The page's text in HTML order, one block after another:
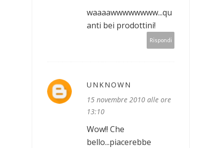
waaaawwwwwwww...qu
anti bei prodottini!
Rispondi
UNKNOWN
15 novembre 2010 alle ore
13:10
Wow!! Che
bello...piacerebbe